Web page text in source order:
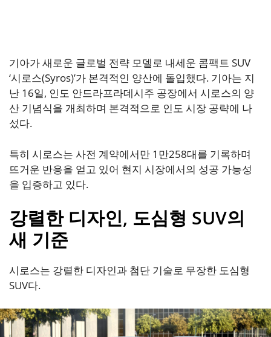
기아가 새로운 글로벌 전략 모델로 내세운 콤팩트 SUV
‘시로스(Syros)’가 본격적인 양산에 돌입했다. 기아는 지
난 16일, 인도 안드라프라데시주 공장에서 시로스의 양
산 기념식을 개최하며 본격적으로 인도 시장 공략에 나
섰다.
특히 시로스는 사전 계약에서만 1만258대를 기록하며
뜨거운 반응을 얻고 있어 현지 시장에서의 성공 가능성
을 입증하고 있다.
강렬한 디자인, 도심형 SUV의
새 기준
시로스는 강렬한 디자인과 첨단 기술로 무장한 도심형
SUV다.